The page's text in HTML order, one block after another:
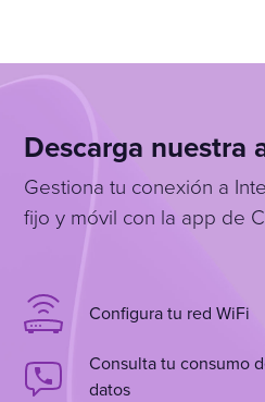
Descarga nuestra
Gestiona tu conexión a
fijo y móvil con la app de
Configura tu red WiFi
Consulta tu consumo
datos